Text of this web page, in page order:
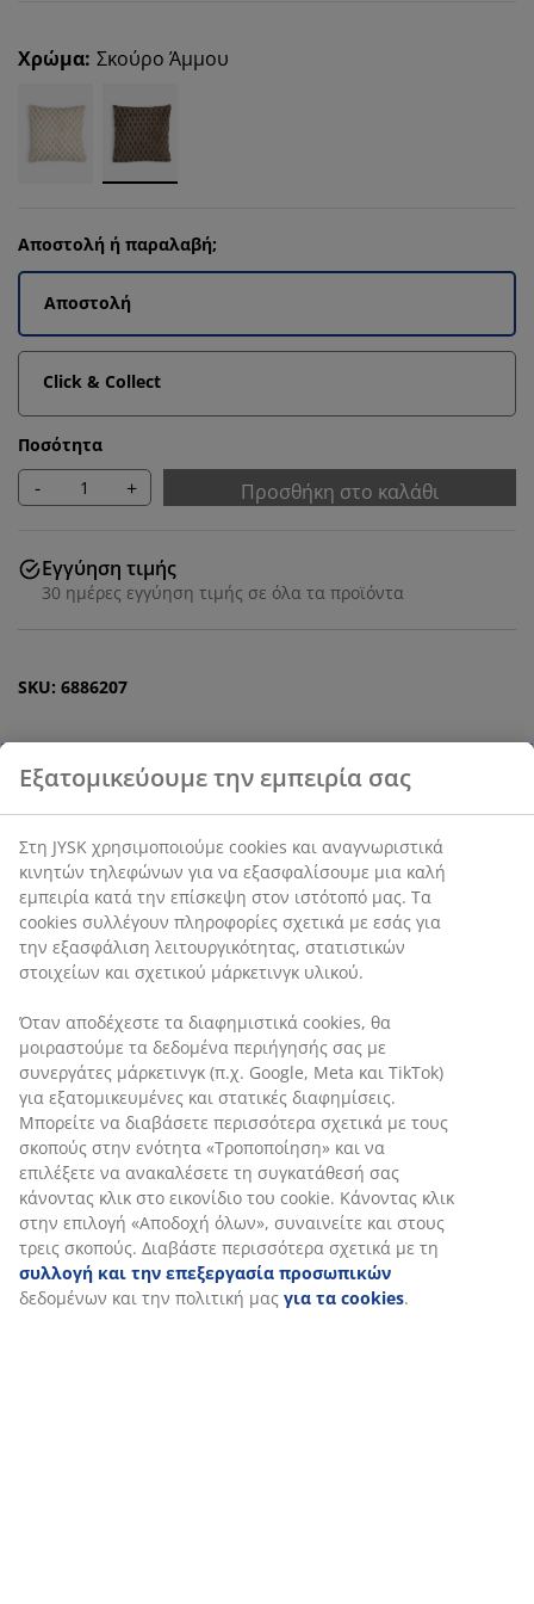
Χρώμα: Σκούρο Άμμου
Αποστολή ή παραλαβή;
Αποστολή
Click & Collect
Ποσότητα
- + Προσθήκη στο καλάθι
Εγγύηση τιμής
30 ημέρες εγγύηση τιμής σε όλα τα προϊόντα
SKU: 6886207
Χαρακτηριστικά προϊόντος
Αξιολογήσεις
(12)
Αποστολή